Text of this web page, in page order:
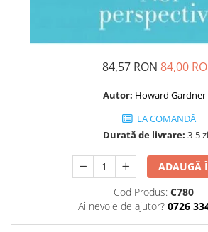
Ficțiune
84,57 RON84,00
Autor: Howard Gardner
LA COMANDĂ
Durată de livrare: 3-5
ADAUGĂ
Cod Produs: C780
Ai nevoie de ajutor? 0726